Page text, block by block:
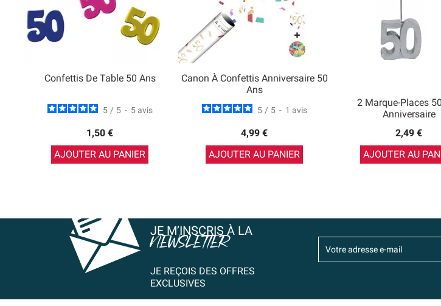
Confettis De Table 50 Ans
5 / 5 - 5 avis
1,50 €
AJOUTER AU PANIER
Canon À Confettis Anniversaire 50
Ans
5 / 5 - 1 avis
4,99 €
AJOUTER AU PANIER
2 Marque-Places
Anniversaire
2,49 €
AJOUTER AU
JE M’INSCRIS À LA
NEWSLETTER
JE REÇOIS DES OFFRES
EXCLUSIVES